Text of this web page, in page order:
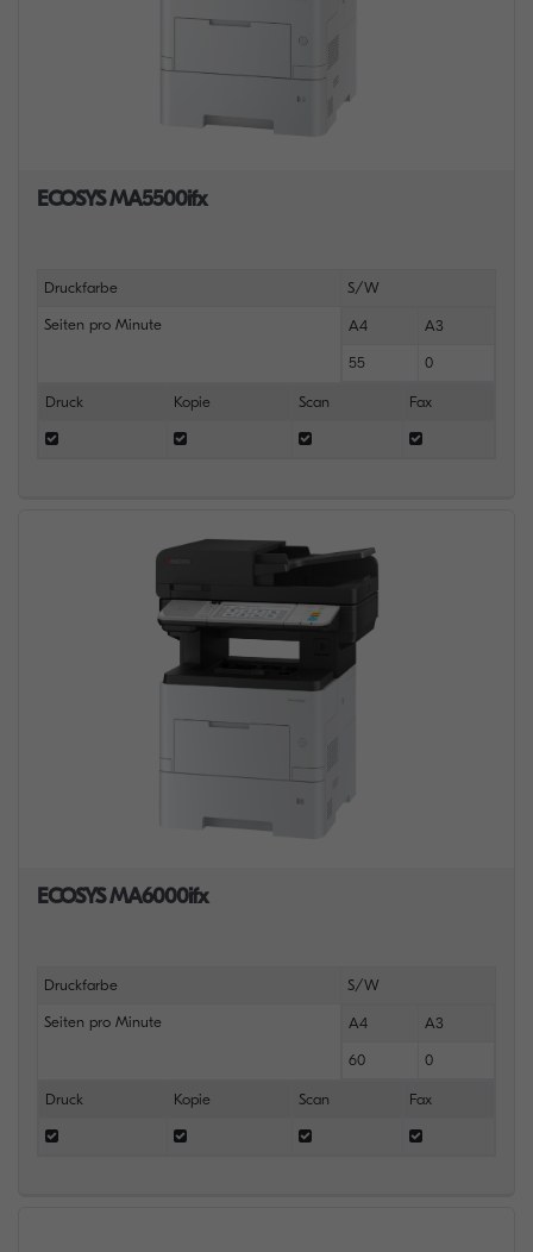
ECOSYS MA5500ifx
Druckfarbe S/W
Seiten pro Minute A4 A3
55 0
Druck Kopie Scan Fax
ECOSYS MA6000ifx
Druckfarbe S/W
Seiten pro Minute A4 A3
60 0
Druck Kopie Scan Fax